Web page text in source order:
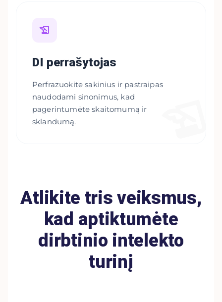
DI perrašytojas
Perfrazuokite sakinius ir pastraipas
naudodami sinonimus, kad
pagerintumėte skaitomumą ir
sklandumą.
Atlikite tris veiksmus,
kad aptiktumėte
dirbtinio intelekto
turinį